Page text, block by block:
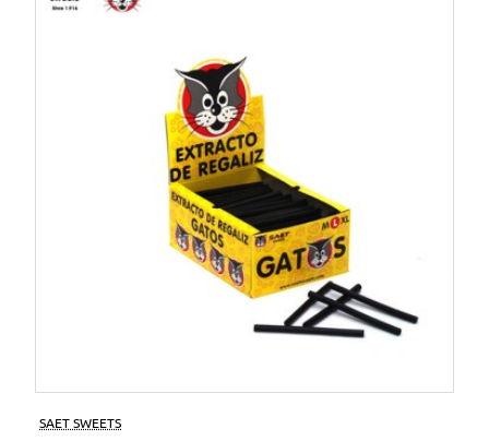
SAET SWEETS